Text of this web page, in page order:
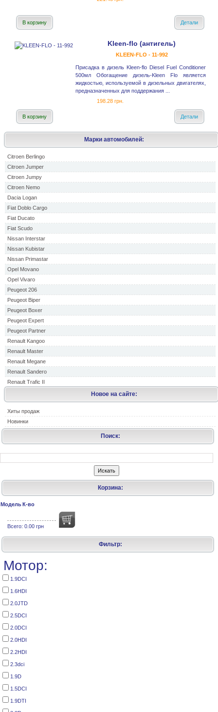
Марки автомобилей:
Citroen Berlingo
Citroen Jumper
Citroen Jumpy
Citroen Nemo
Dacia Logan
Fiat Doblo Cargo
Fiat Ducato
Fiat Scudo
Nissan Interstar
Nissan Kubistar
Nissan Primastar
Opel Movano
Opel Vivaro
Peugeot 206
Peugeot Biper
Peugeot Boxer
Peugeot Expert
Peugeot Partner
Renault Kangoo
Renault Master
Renault Megane
Renault Sandero
Renault Trafic II
Новое на сайте:
Хиты продаж
Новинки
В корзину Детали
Kleen-flo (антигель)
KLEEN-FLO - 11-992
Присадка в дизель Kleen-flo Diesel Fuel Conditioner
500мл Обогащение дизель-Kleen Flo является
жидкостью, используемой в дизельных двигателях,
предназначенных для поддержания ...
198.28 грн.
В корзину Детали
Поиск:
Корзина:
Модель К-во
Всего: 0.00 грн
Фильтр:
Мотор:
1.9DCI
1.6HDI
2.0JTD
2.5DCI
2.0DCI
2.0HDI
2.2HDI
2.3dci
1.9D
1.5DCI
1.9DTI